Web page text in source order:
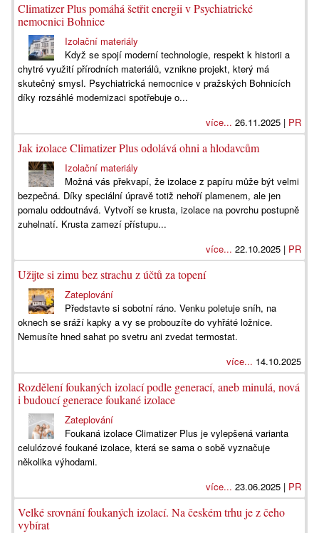
Climatizer Plus pomáhá šetřit energii v Psychiatrické
nemocnici Bohnice
Izolační materiály
Když se spojí moderní technologie, respekt k historii a
chytré využití přírodních materiálů, vznikne projekt, který má
skutečný smysl. Psychiatrická nemocnice v pražských Bohnicích
díky rozsáhlé modernizaci spotřebuje o...
více... 26.11.2025 | PR
Jak izolace Climatizer Plus odolává ohni a hlodavcům
Izolační materiály
Možná vás překvapí, že izolace z papíru může být velmi
bezpečná. Díky speciální úpravě totiž nehoří plamenem, ale jen
pomalu oddoutnává. Vytvoří se krusta, izolace na povrchu postupně
zuhelnatí. Krusta zamezí přístupu...
více... 22.10.2025 | PR
Užijte si zimu bez strachu z účtů za topení
Zateplování
Představte si sobotní ráno. Venku poletuje sníh, na
oknech se sráží kapky a vy se probouzíte do vyhřáté ložnice.
Nemusíte hned sahat po svetru ani zvedat termostat.
více... 14.10.2025
Rozdělení foukaných izolací podle generací, aneb minulá, nová
i budoucí generace foukané izolace
Zateplování
Foukaná izolace Climatizer Plus je vylepšená varianta
celulózové foukané izolace, která se sama o sobě vyznačuje
několika výhodami.
více... 23.06.2025 | PR
Velké srovnání foukaných izolací. Na českém trhu je z čeho
vybírat